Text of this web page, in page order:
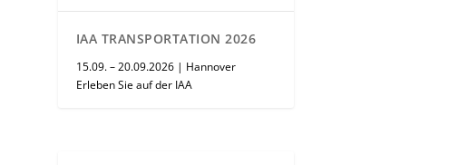
IAA TRANSPORTATION 2026
15.09. – 20.09.2026 | Hannover
Erleben Sie auf der IAA